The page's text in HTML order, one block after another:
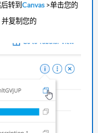
转到Canvas >单击您的
并复制您的